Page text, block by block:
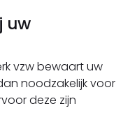
uw
vzw bewaart uw
noodzakelijk voor
deze zijn